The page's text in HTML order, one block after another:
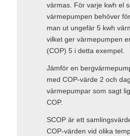
värmas. För varje kwh el
värmepumpen behöver
man ut ungefär 5 kwh
vilket ger värmepumpen
(COP) 5 i detta exempel.
Jämför en
med COP-värde 2 och
värmepumpar som sagt
COP.
SCOP är ett
COP-värden vid olika